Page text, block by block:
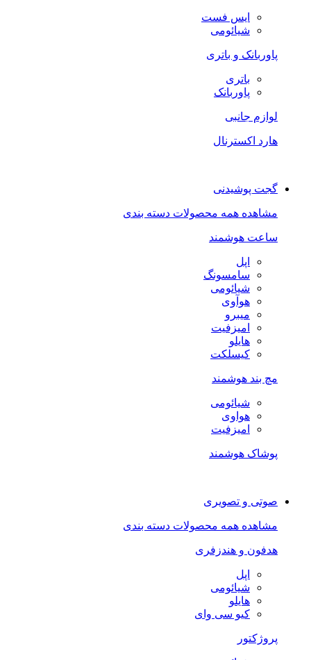
ایس فست
شیائومی
پاوربانک و باتری
باتری
پاوربانک
لوازم جانبی
هارد اکسترنال
گجت پوشیدنی
مشاهده همه محصولات دسته بندی
ساعت هوشمند
اپل
سامسونگ
شیائومی
هوآوی
میبرو
امیزفیت
هایلو
کیسلکت
مچ بند هوشمند
شیائومی
هواوی
امیزفیت
پوشاک هوشمند
صوتی و تصویری
مشاهده همه محصولات دسته بندی
هدفون و هندزفری
اپل
شیائومی
هایلو
کیو سی وای
پروژکتور